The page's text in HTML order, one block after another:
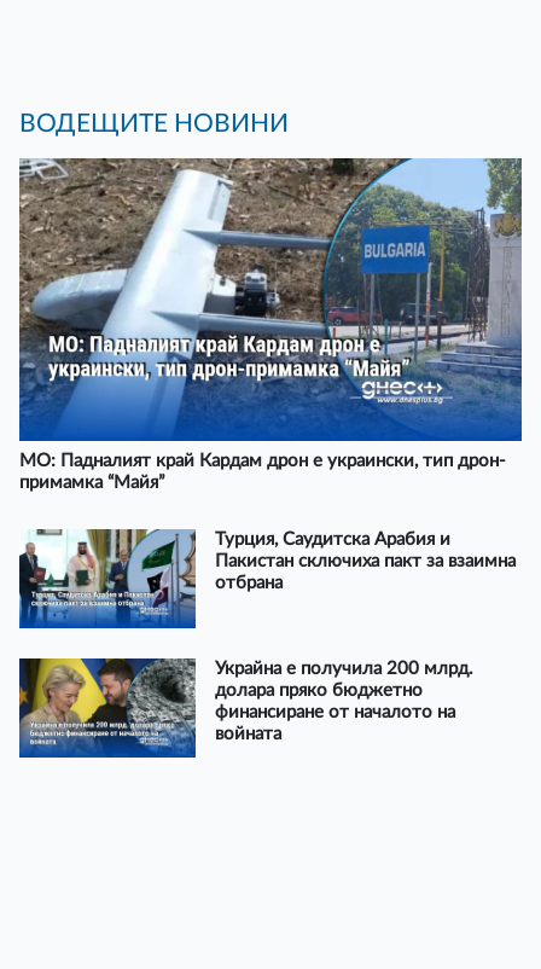
ВОДЕЩИТЕ НОВИНИ
МО: Падналият край Кардам дрон е украински, тип дрон-
примамка “Майя”
Турция, Саудитска Арабия и
Пакистан сключиха пакт за взаимна
отбрана
Украйна е получила 200 млрд.
долара пряко бюджетно
финансиране от началото на
войната